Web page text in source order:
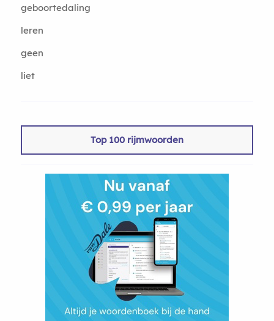
geboortedaling
leren
geen
liet
Top 100 rijmwoorden